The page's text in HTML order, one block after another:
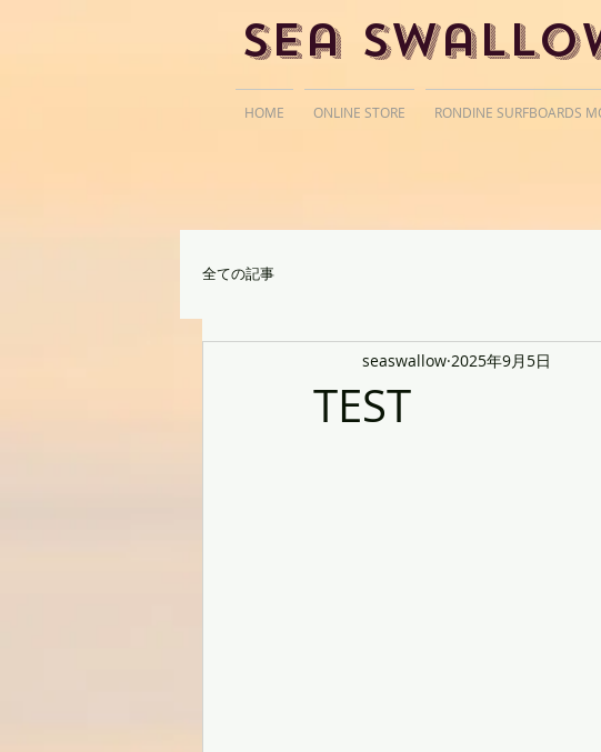
Sea
全ての記事
TEST
seaswallow 2025年9月5日
HOME ONLINE STORE RONDINE SURFBOARDS